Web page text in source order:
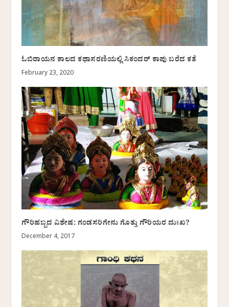
ಓಬಿರಾಯನ ಕಾಲದ ಕಥಾಸರಣಿಯಲ್ಲಿ ಸಿಕಂದರ್ ಕಾಪು ಬರೆದ ಕತೆ
February 23, 2020
ಗೌರಿಹಬ್ಬದ ವಿಶೇಷ: ಗಂಡಸರಿಗೇನು ಗೊತ್ತು ಗೌರಿಯರ ದುಃಖ?
December 4, 2017